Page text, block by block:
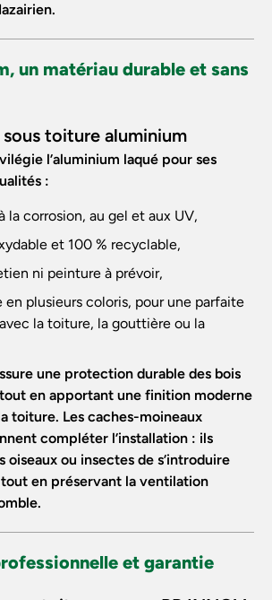
un matériau durable et sans
l’aluminium laqué pour ses
:
la corrosion, au gel et aux UV,
et 100 % recyclable,
ni peinture à prévoir,
en plusieurs coloris, pour une parfaite
la toiture, la gouttière ou la
une protection durable des bois
en apportant une finition moderne
toiture. Les caches-moineaux
compléter l’installation : ils
oiseaux ou insectes de s’introduire
tout en préservant la ventilation
et garantie